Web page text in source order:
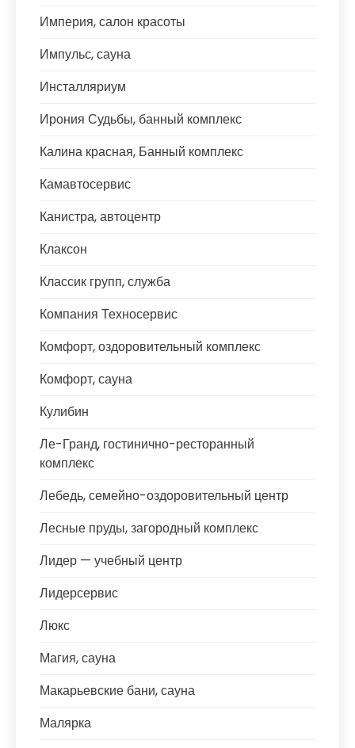
Империя, салон красоты
Импульс, сауна
Инсталляриум
Ирония Судьбы, банный комплекс
Калина красная, Банный комплекс
Камавтосервис
Канистра, автоцентр
Клаксон
Классик групп, служба
Компания Техносервис
Комфорт, оздоровительный комплекс
Комфорт, сауна
Кулибин
Ле-Гранд, гостинично-ресторанный
комплекс
Лебедь, семейно-оздоровительный центр
Лесные пруды, загородный комплекс
Лидер — учебный центр
Лидерсервис
Люкс
Магия, сауна
Макарьевские бани, сауна
Малярка